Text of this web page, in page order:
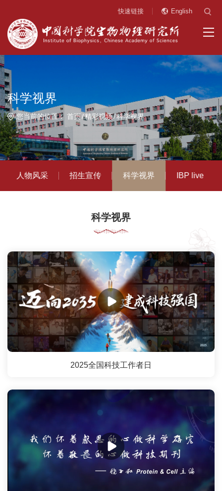
快速链接 English
科学视界
您当前的位置：首页 精彩视频 科学视界
人物风采 招生宣传 科学视界 IBP live
科学视界
2025全国科技工作者日